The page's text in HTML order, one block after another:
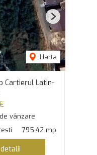
Harta
Next
Cartierul Latin-
vânzare
795.42 mp